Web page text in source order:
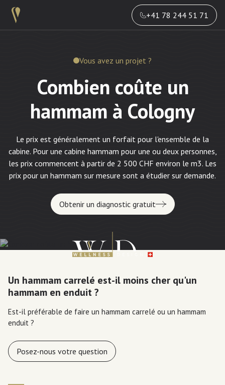
+41 78 244 51 71
Vous avez un projet ?
Combien coûte un
hammam à Cologny
Le prix est généralement un forfait pour l'ensemble de la
cabine. Pour une cabine hammam pour une ou deux personnes,
les prix commencent à partir de 2 500 CHF environ le m3. Les
prix pour un hammam sur mesure sont a étudier sur demande.
Obtenir un diagnostic gratuit
Un hammam carrelé est-il moins cher qu'un
hammam en enduit ?
Est-il préférable de faire un hammam carrelé ou un hammam
enduit ?
Posez-nous votre question